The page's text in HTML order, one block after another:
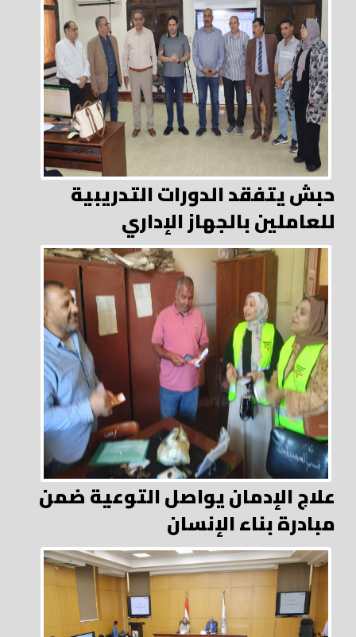
حبش يتفقد الدورات التدريبية
للعاملين بالجهاز الإداري
علاج الإدمان يواصل التوعية ضمن
مبادرة بناء الإنسان